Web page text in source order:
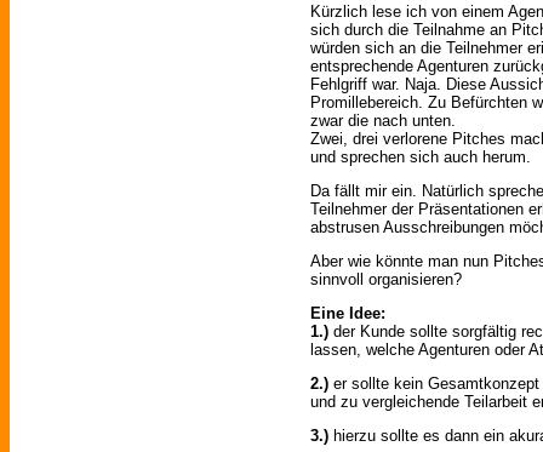
Kürzlich lese ich von einem
sich durch die Teilnahme an
würden sich an die Teilnehmer
entsprechende Agenturen
Fehlgriff war. Naja. Diese
Promillebereich. Zu Befürchten
zwar die nach unten.
Zwei, drei verlorene Pitches
und sprechen sich auch herum.
Da fällt mir ein. Natürlich
Teilnehmer der Präsentationen
abstrusen Ausschreibungen
Aber wie könnte man nun
sinnvoll organisieren?
Eine Idee:
1.) der Kunde sollte sorgfältig
lassen, welche Agenturen oder
2.) er sollte kein
und zu vergleichende Teilarbeit
3.) hierzu sollte es dann ein